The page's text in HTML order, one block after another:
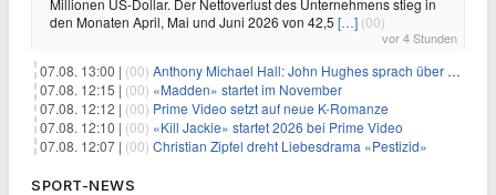
den Monaten April, Mai und Juni 2026 von 42,5 […] (00)
vor 4 Stunden
07.08. 13:00 | (00) Anthony Michael Hall: John Hughes sprach über eine Fortsetzung von 'The Breakfast Club'
07.08. 12:15 | (00) «Madden» startet im November
07.08. 12:12 | (00) Prime Video setzt auf neue K-Romanze
07.08. 12:10 | (00) «Kill Jackie» startet 2026 bei Prime Video
07.08. 12:07 | (00) Christian Zipfel dreht Liebesdrama «Pestizid»
SPORT-NEWS